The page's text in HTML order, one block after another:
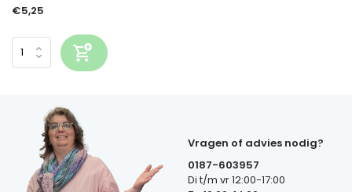
€5,25
Vragen of advies nodig?
0187-603957
Di t/m vr 12:00-17:00